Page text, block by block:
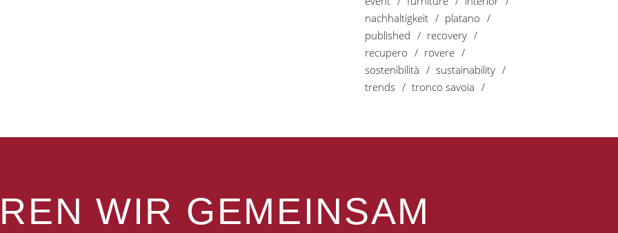
nachhaltigkeit
platano
published
recovery
recupero
rovere
sostenibilità
sustainability
trends
tronco savoia
WIR GEMEINSAM